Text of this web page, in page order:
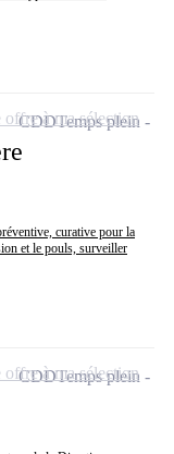
curative pour la
et le pouls, surveiller
CDDTemps plein
offre à ma sélection
CDDTemps plein
offre à ma sélection